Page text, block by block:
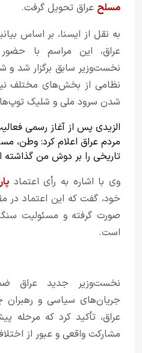
مسلح عراق تحویل گرفت.
به نقل از ایسنا، بر اساس
عراق، این مراسم با
نخست‌وزیر سابق برگزار شد و
نظامی از بخش‌های مختلف
شدن سرود ملی و شلیک
الزیدی پس از آغاز رسمی
مردم عراق اعلام کرد: وطن،
تاریخی را بر دوش من
وی با اشاره به رأی اعتماد
خود، گفت که این اعتماد در
صورت گرفته و مسئولیت
است.
نخست‌وزیر جدید عراق
جریان‌های سیاسی و رهبران
عراق، تأکید کرد که مرحله
مشارکت واقعی و عبور از